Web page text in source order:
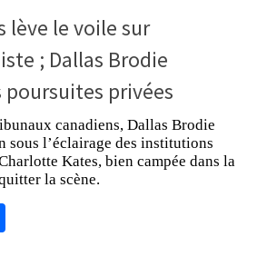
lève le voile sur
; Dallas Brodie
poursuites privées
canadiens, Dallas Brodie
sous l’éclairage des institutions
Kates, bien campée dans la
la scène.